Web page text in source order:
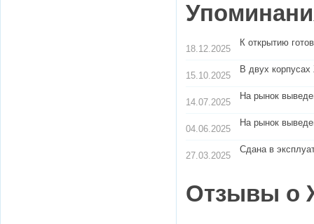
18.12.2025
К открытию
15.10.2025
В двух
14.07.2025
На рынок
04.06.2025
На рынок
27.03.2025
Отзывы о